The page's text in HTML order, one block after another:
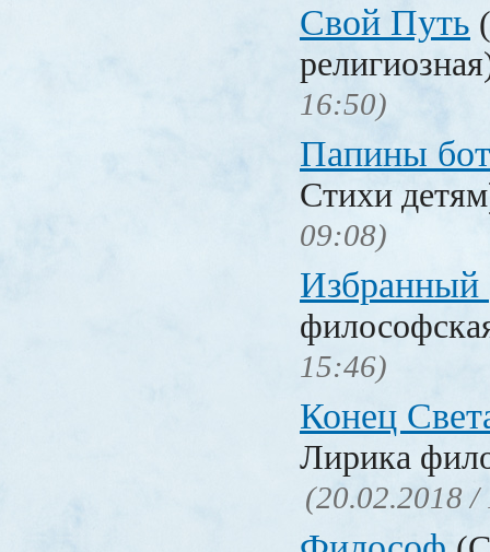
Свой Путь
16:50)
Папины
Стихи
09:08)
Избранный
15:46)
Конец
Лирика
(20.02.2018 /